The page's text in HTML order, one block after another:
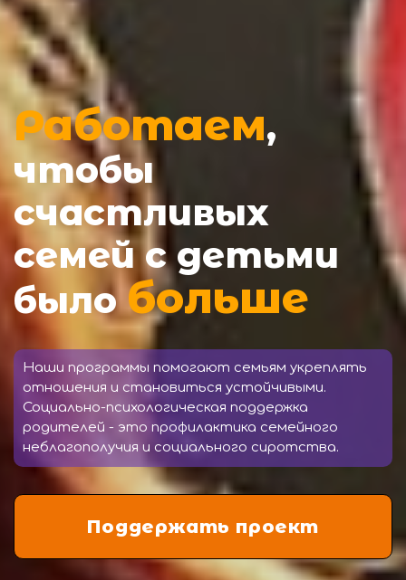
Работаем,
чтобы
счастливых
семей с детьми
былобольше
Наши программы помогают семьям укреплять
отношения и становиться устойчивыми.
Социально-психологическая поддержка
родителей - это профилактика семейного
неблагополучия и социального сиротства.
Поддержать проект